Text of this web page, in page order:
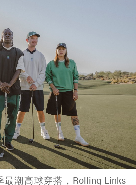
最潮高球穿搭，Rolling Links